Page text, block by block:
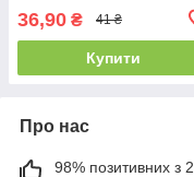
36,90 ₴ 41 ₴
Купити
Про нас
98% позитивних з